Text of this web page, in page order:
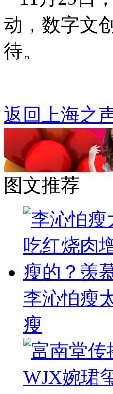
动，数字文
待。
返回上海之
图文推荐
李沁怕瘦
瘦